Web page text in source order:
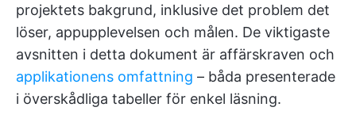
projektets bakgrund, inklusive det problem det
löser, appupplevelsen och målen. De viktigaste
avsnitten i detta dokument är affärskraven och
applikationens omfattning – båda presenterade
i överskådliga tabeller för enkel läsning.